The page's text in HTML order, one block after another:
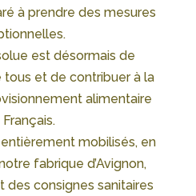
à prendre des mesures
est désormais de
et de contribuer à la
alimentaire
mobilisés, en
fabrique d’Avignon,
des consignes sanitaires